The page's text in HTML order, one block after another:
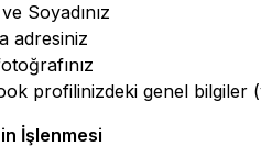
ve Soyadınız
adresiniz
profilinizdeki genel bilgiler
İşlenmesi